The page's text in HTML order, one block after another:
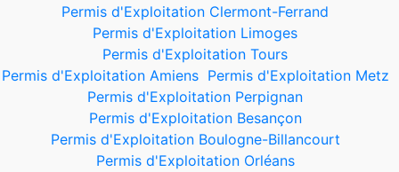
Permis d'Exploitation Clermont-Ferrand
Permis d'Exploitation Limoges
Permis d'Exploitation Tours
Permis d'Exploitation Amiens Permis d'Exploitation Metz
Permis d'Exploitation Perpignan
Permis d'Exploitation Besançon
Permis d'Exploitation Boulogne-Billancourt
Permis d'Exploitation Orléans